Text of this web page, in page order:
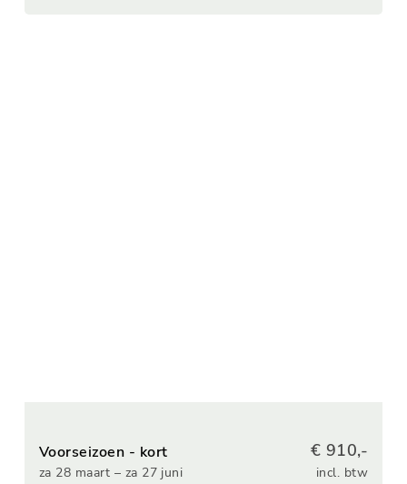
Voorseizoen - kort
za 28 maart – za 27 juni
€ 910,-
incl. btw